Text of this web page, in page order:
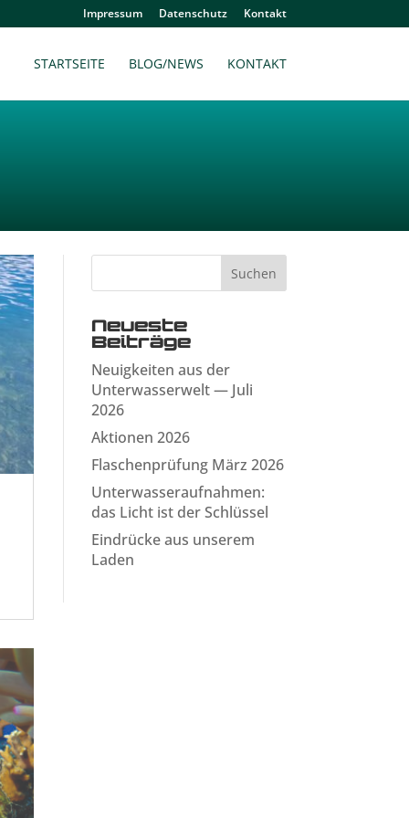
Impressum Datenschutz Kontakt
STARTSEITE BLOG/NEWS KONTAKT
Neueste
Beiträge
Neuigkeiten aus der
Unterwasserwelt — Juli
2026
Aktionen 2026
Flaschenprüfung März 2026
Unterwasseraufnahmen:
das Licht ist der Schlüssel
Eindrücke aus unserem
Laden